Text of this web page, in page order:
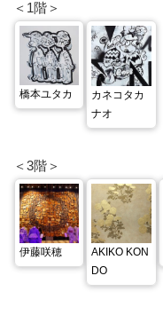
＜1階＞
橋本ユタカ
カネコタカ
ナオ
＜3階＞
伊藤咲穂
AKIKO KON
DO